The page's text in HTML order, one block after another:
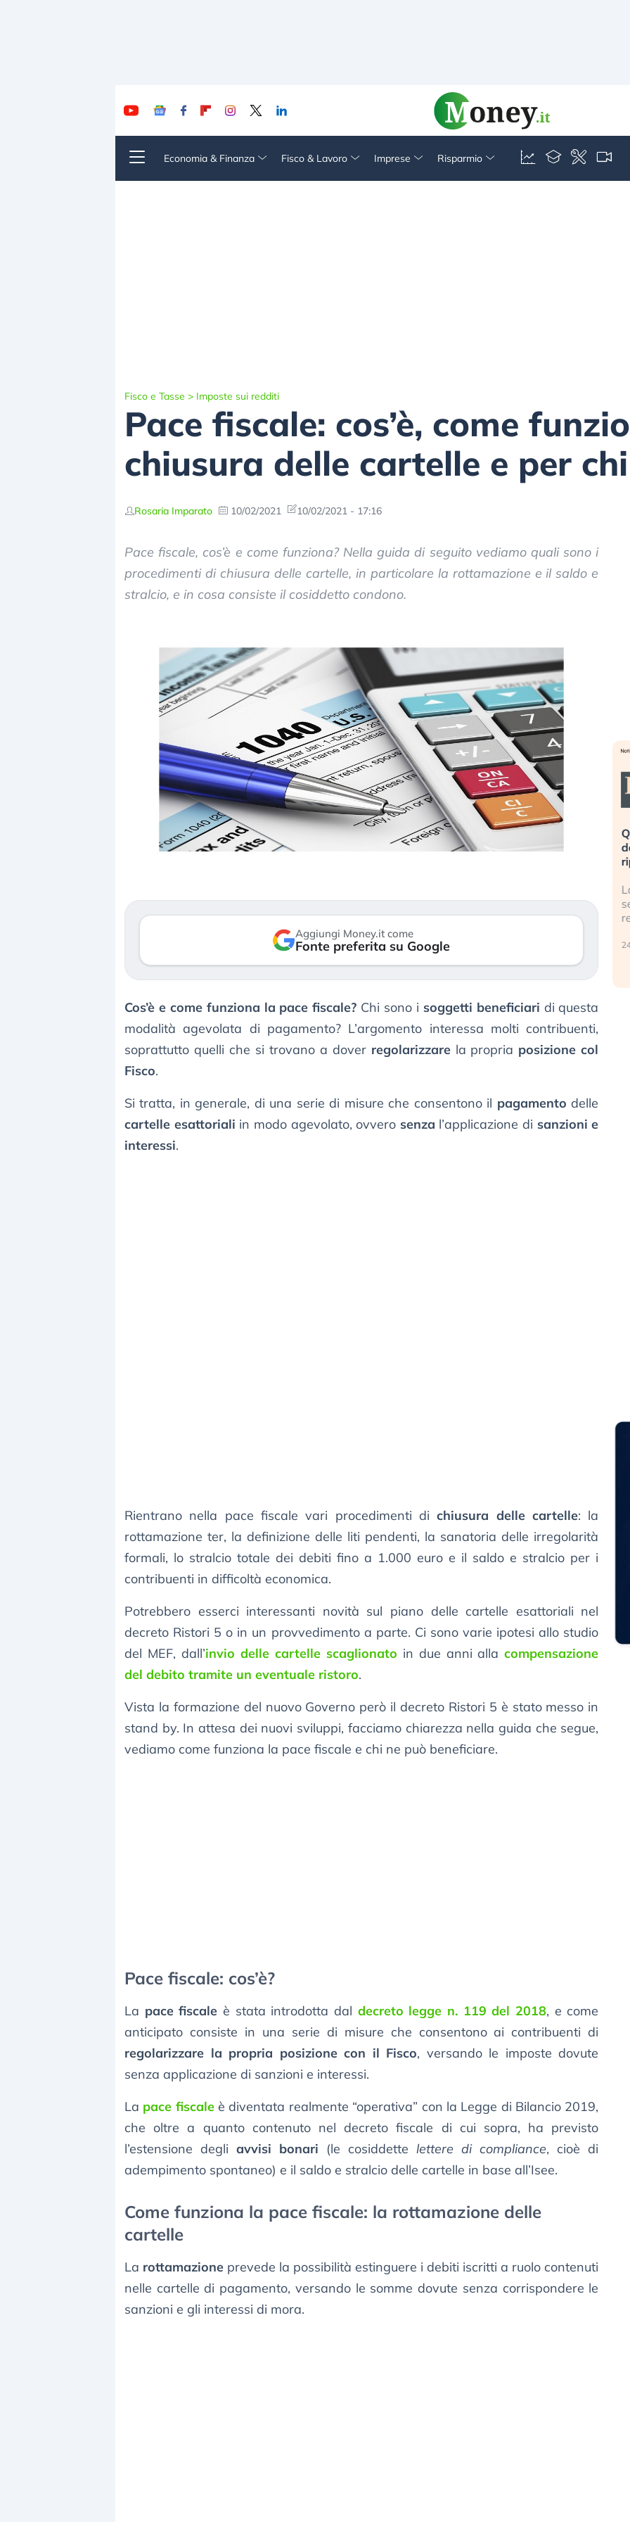
Economia & Finanza Fisco & Lavoro Imprese Risparmio
Fisco e Tasse > Imposte sui redditi
Pace fiscale: cos’è, come
chiusura delle cartelle e per chi
Rosaria Imparato 10/02/2021 10/02/2021 - 17:16
Pace fiscale, cos’è e come funziona? Nella guida di seguito vediamo quali sono i
procedimenti di chiusura delle cartelle, in particolare la rottamazione e il saldo e
stralcio, e in cosa consiste il cosiddetto condono.
Aggiungi Money.it come
Fonte preferita su Google
Cos’è e come funziona la pace fiscale? Chi sono i soggetti beneficiari di questa
modalità agevolata di pagamento? L’argomento interessa molti contribuenti,
soprattutto quelli che si trovano a dover regolarizzarela propria posizione col
Fisco.
Si tratta, in generale, di una serie di misure che consentono il pagamento delle
cartelle esattoriali in modo agevolato, ovvero senza l’applicazione di sanzioni e
interessi.
Rientrano nella pace fiscale vari procedimenti dichiusura delle cartelle: la
rottamazione ter, la definizione delle liti pendenti, la sanatoria delle irregolarità
formali, lo stralcio totale dei debiti fino a 1.000 euro e il saldo e stralcio per i
contribuenti in difficoltà economica.
Potrebbero esserci interessanti novità sul piano delle cartelle esattoriali nel
decreto Ristori 5 o in un provvedimento a parte. Ci sono varie ipotesi allo studio
del MEF, dall’invio delle cartelle scaglionato in due anni allacompensazione
del debito tramite un eventuale ristoro.
Vista la formazione del nuovo Governo però il decreto Ristori 5 è stato messo in
stand by. In attesa dei nuovi sviluppi, facciamo chiarezza nella guida che segue,
vediamo come funziona la pace fiscale e chi ne può beneficiare.
Pace fiscale: cos’è?
La pace fiscale è stata introdotta dal decreto legge n. 119 del 2018, e come
anticipato consiste in una serie di misure che consentono ai contribuenti di
regolarizzare la propria posizione con il Fisco, versando le imposte dovute
senza applicazione di sanzioni e interessi.
La pace fiscaleè diventata realmente “operativa” con la Legge di Bilancio 2019,
che oltre a quanto contenuto nel decreto fiscale di cui sopra, ha previsto
l’estensione degliavvisi bonari (le cosiddettelettere di compliance, cioè di
adempimento spontaneo) e il saldo e stralcio delle cartelle in base all’Isee.
Come funziona la pace fiscale: la rottamazione delle
cartelle
La rottamazione prevede la possibilità estinguere i debiti iscritti a ruolo contenuti
nelle cartelle di pagamento, versando le somme dovute senza corrispondere le
sanzioni e gli interessi di mora.
correzione. Cosa sta guidando il
mostrando segni di stanchezza
«La mia vita è rovinata». Investitori
in preda al panico dopo lo scoppio
Kospi, mentre gli investitori retail (…)
Quando la finanza pesa più
dell’economia reale. L’America sta
sempre più sganciata dall’economia
reale. (…)
24 luglio 2026